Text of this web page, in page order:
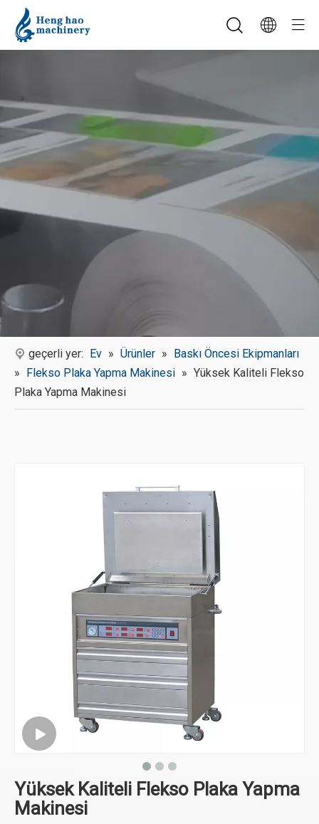
geçerli yer: Ev » Ürünler » Baskı Öncesi Ekipmanları
» Flekso Plaka Yapma Makinesi » Yüksek Kaliteli Flekso
Plaka Yapma Makinesi
Yüksek Kaliteli Flekso Plaka Yapma
Makinesi